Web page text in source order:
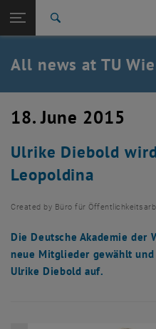
TU Login
Quicklinks
Toggle quicklinks menu
Studies
Career
Back: list subpages of parent
Back to:
TU Wien Homepage
Overview
All news at TU
18. June 2015
Ulrike Diebold
Leopoldina
Created by Büro für
Die Deutsche Akademie der
neue Mitglieder gewählt
Ulrike Diebold auf.